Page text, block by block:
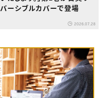
バーシブルカバーで登場
2026.07.28